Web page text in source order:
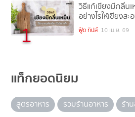
1
วิธีแก้เขียงมีกลิ่น
อย่างไรให้เขียงส
ฟู้ด ทิปส์ 10 เม.ย. 69
แท็กยอดนิยม
สูตรอาหาร รวมร้านอาหาร
ร้า